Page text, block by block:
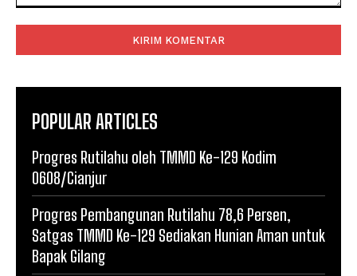
POPULAR ARTICLES
Progres Rutilahu oleh TMMD Ke-129 Kodim
0608/Cianjur
Progres Pembangunan Rutilahu 78,6 Persen,
Satgas TMMD Ke-129 Sediakan Hunian Aman untuk
Bapak Gilang